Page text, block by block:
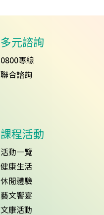
多元諮詢
0800專線
聯合諮詢
課程活動
活動一覽
健康生活
休閒體驗
藝文饗宴
文康活動